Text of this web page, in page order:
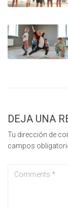
DEJA UNA
Tu dirección de
campos